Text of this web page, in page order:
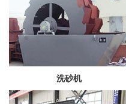
洗砂机